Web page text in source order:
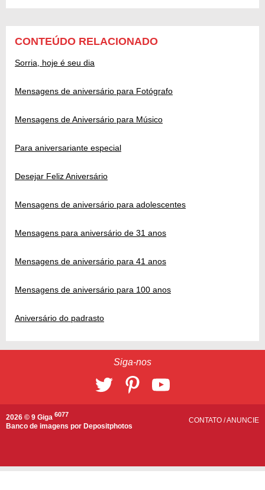
CONTEÚDO RELACIONADO
Sorria, hoje é seu dia
Mensagens de aniversário para Fotógrafo
Mensagens de Aniversário para Músico
Para aniversariante especial
Desejar Feliz Aniversário
Mensagens de aniversário para adolescentes
Mensagens para aniversário de 31 anos
Mensagens de aniversário para 41 anos
Mensagens de aniversário para 100 anos
Aniversário do padrasto
Siga-nos
2026 © 9 Giga 6077
Banco de imagens por Depositphotos
CONTATO /ANUNCIE